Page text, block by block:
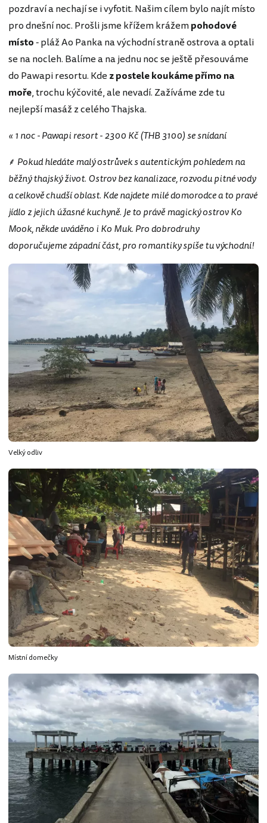
pozdraví a nechají se i vyfotit. Našim cílem bylo najít místo
pro dnešní noc. Prošli jsme křížem krážempohodové
místo- pláž Ao Panka na východní straně ostrova a optali
se na nocleh. Balíme a na jednu noc se ještě přesouváme
do Pawapi resortu. Kde z postele koukáme přímo na
moře, trochu kýčovité, ale nevadí. Zažíváme zde tu
nejlepší masáž z celého Thajska.
« 1 noc - Pawapi resort - 2300 Kč (THB 3100) se snídaní
⸙ Pokud hledáte malý ostrůvek s autentickým pohledem na
běžný thajský život. Ostrov bez kanalizace, rozvodu pitné vody
a celkově chudší oblast. Kde najdete milé domorodce a to pravé
jídlo z jejich úžasné kuchyně. Je to právě magický ostrov Ko
Mook, někde uváděno i Ko Muk. Pro dobrodruhy
doporučujeme západní část, pro romantiky spíše tu východní!
Velký odliv
Místní domečky